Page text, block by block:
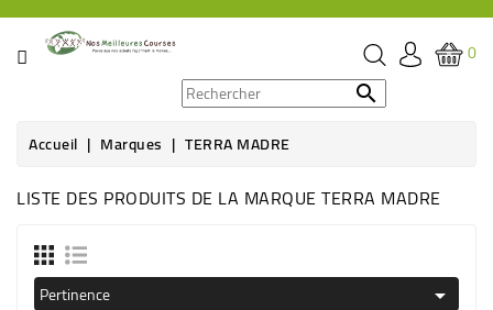
CATÉGORIE
ÉPICERIE
THÉ,
BOISSON
0

Accueil Marques TERRA MADRE
LISTE DES PRODUITS DE LA MARQUE TERRA MADRE
Pertinence 